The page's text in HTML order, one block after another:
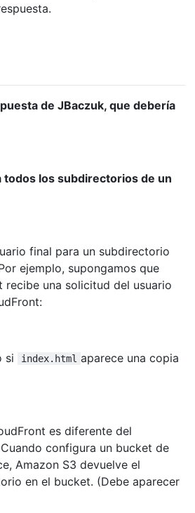
de JBaczuk, que debería
todos los subdirectorios de un
final para un subdirectorio
ejemplo, supongamos que
una solicitud del usuario
si
index.html aparece una copia
es diferente del
configura un bucket de
Amazon S3 devuelve el
en el bucket. (Debe aparecer